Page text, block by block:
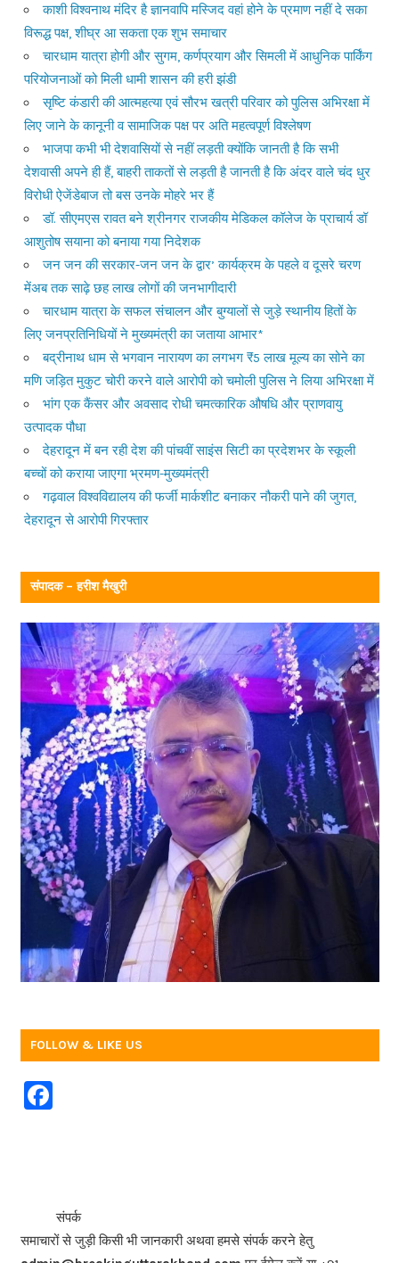
काशी विश्वनाथ मंदिर है ज्ञानवापि मस्जिद वहां होने के प्रमाण नहीं दे सका
विरूद्ध पक्ष, शीघ्र आ सकता एक शुभ समाचार
चारधाम यात्रा होगी और सुगम, कर्णप्रयाग और सिमली में आधुनिक पार्किंग
परियोजनाओं को मिली धामी शासन की हरी झंडी
सृष्टि कंडारी की आत्महत्या एवं सौरभ खत्री परिवार को पुलिस अभिरक्षा में
लिए जाने के कानूनी व सामाजिक पक्ष पर अति महत्वपूर्ण विश्लेषण
भाजपा कभी भी देशवासियों से नहीं लड़ती क्योंकि जानती है कि सभी
देशवासी अपने ही हैं, बाहरी ताकतों से लड़ती है जानती है कि अंदर वाले चंद धुर
विरोधी ऐजेंडेबाज तो बस उनके मोहरे भर हैं
डॉ. सीएमएस रावत बने श्रीनगर राजकीय मेडिकल कॉलेज के प्राचार्य डॉ
आशुतोष सयाना को बनाया गया निदेशक
जन जन की सरकार-जन जन के द्वार’ कार्यक्रम के पहले व दूसरे चरण
मेंअब तक साढ़े छह लाख लोगों की जनभागीदारी
चारधाम यात्रा के सफल संचालन और बुग्यालों से जुड़े स्थानीय हितों के
लिए जनप्रतिनिधियों ने मुख्यमंत्री का जताया आभार*
बद्रीनाथ धाम से भगवान नारायण का लगभग ₹5 लाख मूल्य का सोने का
मणि जड़ित मुकुट चोरी करने वाले आरोपी को चमोली पुलिस ने लिया अभिरक्षा में
भांग एक कैंसर और अवसाद रोधी चमत्कारिक औषधि और प्राणवायु
उत्पादक पौधा
देहरादून में बन रही देश की पांचवीं साइंस सिटी का प्रदेशभर के स्कूली
बच्चों को कराया जाएगा भ्रमण-मुख्यमंत्री
गढ़वाल विश्वविद्यालय की फर्जी मार्कशीट बनाकर नौकरी पाने की जुगत,
देहरादून से आरोपी गिरफ्तार
संपादक – हरीश मैखुरी
FOLLOW & LIKE US
F
b
o
संपर्क
समाचारों से जुड़ी किसी भी जानकारी अथवा हमसे संपर्क करने हेतु